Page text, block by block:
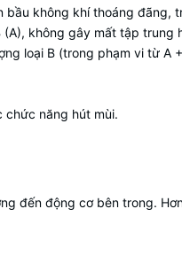
bầu không khí thoáng đãng,
không gây mất tập
loại B (trong phạm vi từ A
chức năng hút mùi.
đến động cơ bên trong.